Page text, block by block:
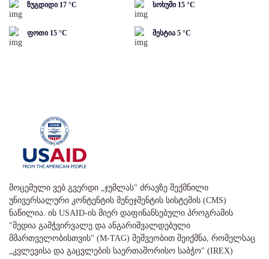
ზუგდიდი 17 °C სოხუმი 15 °C
ფოთი 15 °C მესტია 5 °C
მოცემული ვებ გვერდი „ჯუმლას" ძრავზე შექმნილი
უნივერსალური კონტენტის მენეჯმენტის სისტემის (CMS)
ნაწილია. ის USAID-ის მიერ დაფინანსებული პროგრამის
"მედია გამჭვირვალე და ანგარიშვალდებული
მმართველობისთვის" (M-TAG) მეშვეობით შეიქმნა, რომელსაც
„კვლევისა და გაცვლების საერთაშორისო საბჭო" (IREX)